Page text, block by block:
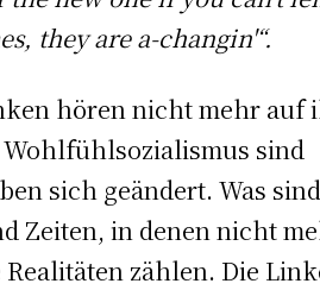
they are a-changin'“.
hören nicht mehr auf
sind
sich geändert. Was
Zeiten, in denen nicht
zählen. Die